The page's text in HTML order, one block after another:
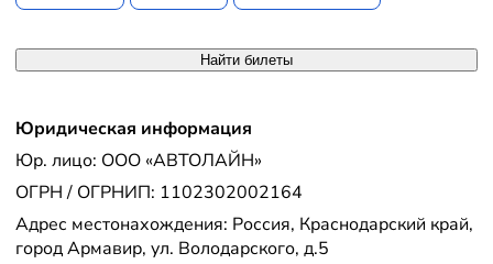
Найти билеты
Юридическая информация
Юр. лицо: ООО «АВТОЛАЙН»
ОГРН / ОГРНИП: 1102302002164
Адрес местонахождения: Россия, Краснодарский край,
город Армавир, ул. Володарского, д.5